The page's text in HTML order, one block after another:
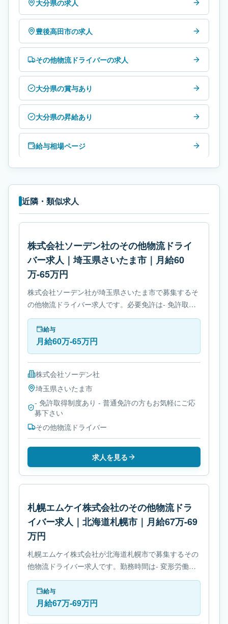
大分県の求人
豊後高田市の求人
その他物流ドライバーの求人
大分県の賞与あり
大分県の昇給あり
給与相場ページ
近隣・類似求人
株式会社ソーデン社のその他物流ドライ
バー求人｜埼玉県さいたま市｜月給60
万-65万円
株式会社ソーデン社が埼玉県さいたま市で募集するそ
の他物流ドライバー求人です。必要免許は- 免許取得
制度ありです。
給与
月給60万-65万円
株式会社ソーデン社
埼玉県さいたま市
- 免許取得制度あり - 普通免許の方もお気軽にご応
募下さい
その他物流ドライバー
求人を見る
札幌エムケイ株式会社のその他物流ドラ
イバー求人｜北海道札幌市｜月給67万-69
万円
札幌エムケイ株式会社が北海道札幌市で募集するその
他物流ドライバー求人です。勤務時間は- 変形労働時
間制です。必要免許は- 免許取得制度ありです。
給与
月給67万-69万円